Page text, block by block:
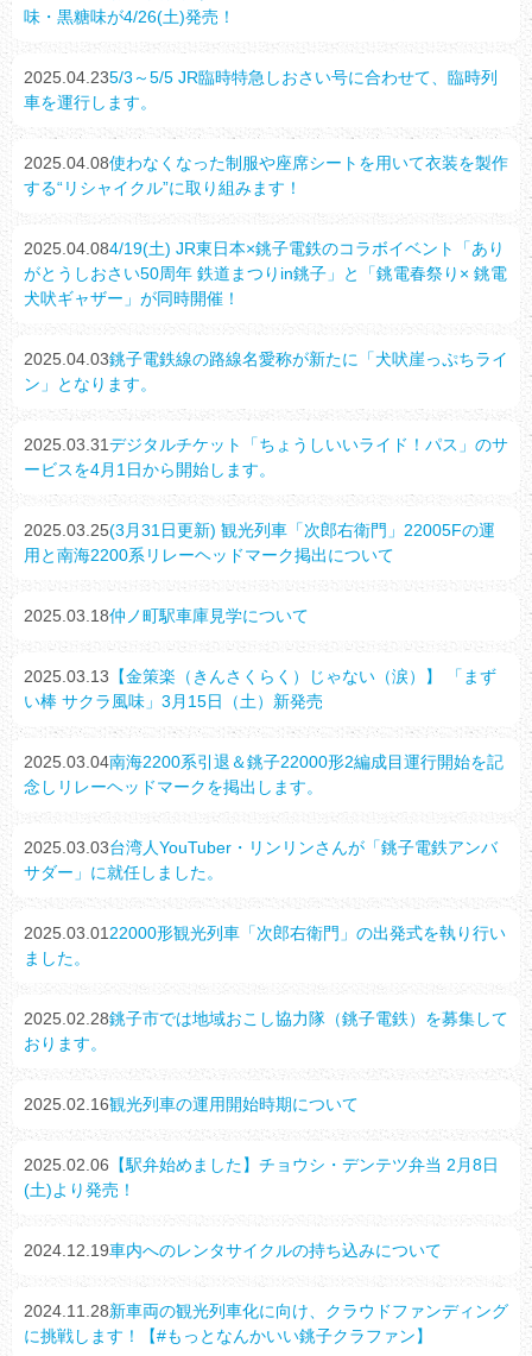
味・黒糖味が4/26(土)発売！
2025.04.235/3～5/5 JR臨時特急しおさい号に合わせて、臨時列
車を運行します。
2025.04.08使わなくなった制服や座席シートを用いて衣装を製作
する“リシャイクル”に取り組みます！
2025.04.084/19(土) JR東日本×銚子電鉄のコラボイベント「あり
がとうしおさい50周年 鉄道まつりin銚子」と「銚電春祭り× 銚電
犬吠ギャザー」が同時開催！
2025.04.03銚子電鉄線の路線名愛称が新たに「犬吠崖っぷちライ
ン」となります。
2025.03.31デジタルチケット「ちょうしいいライド！パス」のサ
ービスを4月1日から開始します。
2025.03.25(3月31日更新) 観光列車「次郎右衛門」22005Fの運
用と南海2200系リレーヘッドマーク掲出について
2025.03.18仲ノ町駅車庫見学について
2025.03.13 【金策楽（きんさくらく）じゃない（涙）】 「まず
い棒 サクラ風味」3月15日（土）新発売
2025.03.04南海2200系引退＆銚子22000形2編成目運行開始を記
念しリレーヘッドマークを掲出します。
2025.03.03台湾人YouTuber・リンリンさんが「銚子電鉄アンバ
サダー」に就任しました。
2025.03.01 22000形観光列車「次郎右衛門」の出発式を執り行い
ました。
2025.02.28銚子市では地域おこし協力隊（銚子電鉄）を募集して
おります。
2025.02.16観光列車の運用開始時期について
2025.02.06 【駅弁始めました】チョウシ・デンテツ弁当 2月8日
(土)より発売！
2024.12.19車内へのレンタサイクルの持ち込みについて
2024.11.28新車両の観光列車化に向け、クラウドファンディング
に挑戦します！【#もっとなんかいい銚子クラファン】